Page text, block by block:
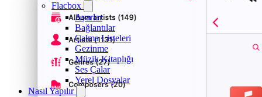
Flacbox
Ayarlar
Bağlantılar
Çalma Listeleri
Gezinme
Müzik Kitaplığı
Ses Çalar
Yerel Dosyalar
Nasıl Yapılır